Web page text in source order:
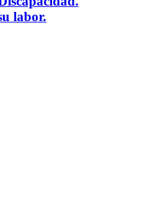
labor.